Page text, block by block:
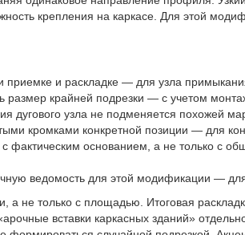
крепления на каркасе. Для этой
и раскладке — для узла
крайней подрезки — с учетом
узла не подменяется похожей
кромками конкретной позиции — для
с фактическим основанием, а не только с
ведомость для этой модификации — для
не только с площадью. Итоговая
вставки каркасных зданий»